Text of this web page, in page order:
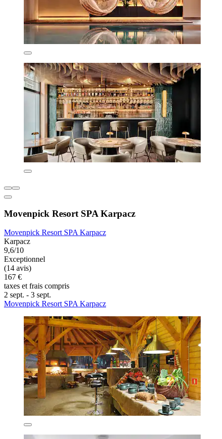
Movenpick Resort SPA Karpacz
Movenpick Resort SPA Karpacz
Karpacz
9,6/10
Exceptionnel
(14 avis)
167 €
taxes et frais compris
2 sept. - 3 sept.
Movenpick Resort SPA Karpacz